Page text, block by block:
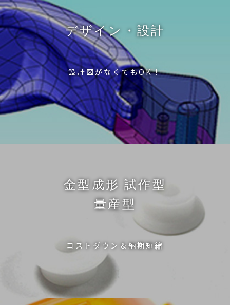
デザイン・設計
設計図がなくてもOK！
金型成形 試作型
量産型
コストダウン＆納期短縮